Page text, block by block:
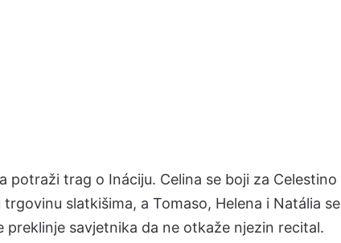
potraži trag o Ináciju. Celina se boji za Celestino
slatkišima, a Tomaso, Helena i Natália se
preklinje savjetnika da ne otkaže njezin recital.